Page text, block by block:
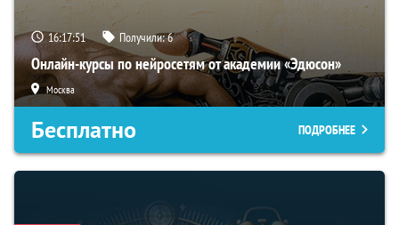
16:17:50 Получили:6
Онлайн-курсы по нейросетям от академии «Эдюсон»
Москва
Бесплатно ПОДРОБНЕЕ